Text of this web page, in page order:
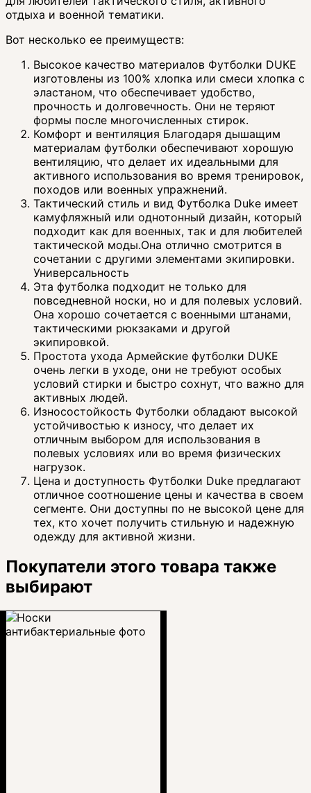
отдыха и военной тематики.
Вот несколько ее преимуществ:
Высокое качество материалов Футболки DUKE
изготовлены из 100% хлопка или смеси хлопка с
эластаном, что обеспечивает удобство,
прочность и долговечность. Они не теряют
формы после многочисленных стирок.
Комфорт и вентиляция Благодаря дышащим
материалам футболки обеспечивают хорошую
вентиляцию, что делает их идеальными для
активного использования во время тренировок,
походов или военных упражнений.
Тактический стиль и вид Футболка Duke имеет
камуфляжный или однотонный дизайн, который
подходит как для военных, так и для любителей
тактической моды.Она отлично смотрится в
сочетании с другими элементами экипировки.
Универсальность
Эта футболка подходит не только для
повседневной носки, но и для полевых условий.
Она хорошо сочетается с военными штанами,
тактическими рюкзаками и другой
экипировкой.
Простота ухода Армейские футболки DUKE
очень легки в уходе, они не требуют особых
условий стирки и быстро сохнут, что важно для
активных людей.
Износостойкость Футболки обладают высокой
устойчивостью к износу, что делает их
отличным выбором для использования в
полевых условиях или во время физических
нагрузок.
Цена и доступность Футболки Duke предлагают
отличное соотношение цены и качества в своем
сегменте. Они доступны по не высокой цене для
тех, кто хочет получить стильную и надежную
одежду для активной жизни.
Покупатели этого товара также
выбирают